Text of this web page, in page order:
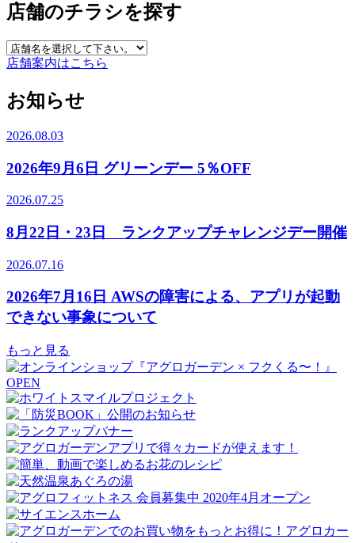
店舗のチラシを探す
店舗案内はこちら
お知らせ
2026.08.03
2026年9月6日 グリーンデー 5％OFF
2026.07.25
8月22日・23日 ランクアップチャレンジデー開催
2026.07.16
2026年7月16日 AWSの障害による、アプリが起動
できない事象について
もっと見る